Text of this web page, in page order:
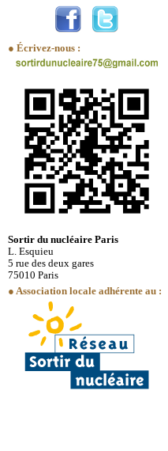
● Écrivez-nous :
Sortir du nucléaire Paris
L. Esquieu
5 rue des deux gares
75010 Paris
● Association locale adhérente au :